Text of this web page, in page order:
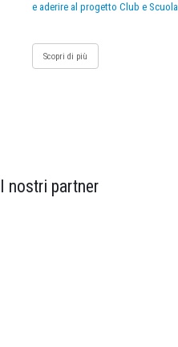
e aderire al progetto Club e Scuola
Scopri di più
I nostri partner